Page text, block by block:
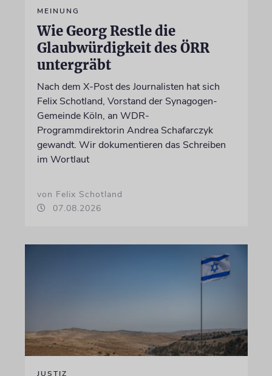
MEINUNG
Wie Georg Restle die
Glaubwürdigkeit des ÖRR
untergräbt
Nach dem X-Post des Journalisten hat sich
Felix Schotland, Vorstand der Synagogen-
Gemeinde Köln, an WDR-
Programmdirektorin Andrea Schafarczyk
gewandt. Wir dokumentieren das Schreiben
im Wortlaut
von Felix Schotland
07.08.2026
JUSTIZ